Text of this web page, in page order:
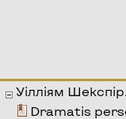
Уілліям
Dramatis